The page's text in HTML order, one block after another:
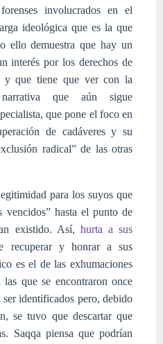
involucrados en el
ideológica que es la que
ello demuestra que hay un
interés por los derechos de
y que tiene que ver con la
que aún sigue
que pone el foco en
de cadáveres y su
radical” de las otras
para los suyos que
vencidos” hasta el punto de
existido. Así, hurta a sus
recuperar y honrar a sus
es el de las exhumaciones
que se encontraron once
identificados pero, debido
se tuvo que descartar que
Saqqa piensa que podrían